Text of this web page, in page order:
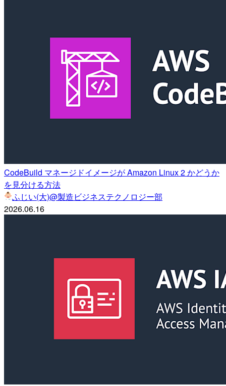
CodeBuild マネージドイメージが Amazon Linux 2 かどうか
を見分ける方法
ふじい(大)@製造ビジネステクノロジー部
2026.06.16